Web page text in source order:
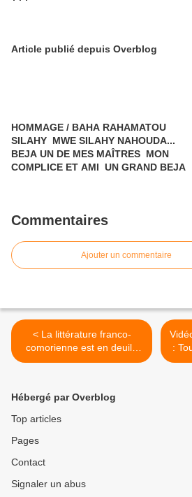
Article publié depuis Overblog
HOMMAGE / BAHA RAHAMATOU
SILAHY MWE SILAHY NAHOUDA...
BEJA UN DE MES MAÎTRES MON
COMPLICE ET AMI UN GRAND BEJA
Commentaires
Ajouter un commentaire
< La littérature franco-
comorienne est en deuil /
Salim Hatubou n'est plus
:
Hébergé par Overblog
Top articles
Pages
Contact
Signaler un abus